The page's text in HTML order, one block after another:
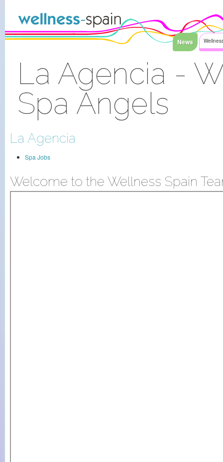
News
La Agencia -
Spa Angels
La Agencia
Spa Jobs
Welcome to the Wellness Spain